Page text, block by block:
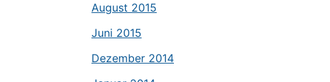
August 2015
Juni 2015
Dezember 2014